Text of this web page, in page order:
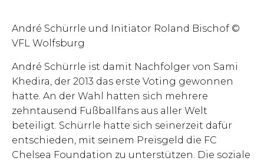
André Schürrle und Initiator Roland Bischof ©
VFL Wolfsburg
André Schürrle ist damit Nachfolger von Sami
Khedira, der 2013 das erste Voting gewonnen
hatte. An der Wahl hatten sich mehrere
zehntausend Fußballfans aus aller Welt
beteiligt. Schürrle hatte sich seinerzeit dafür
entschieden, mit seinem Preisgeld die FC
Chelsea Foundation zu unterstützen. Die soziale